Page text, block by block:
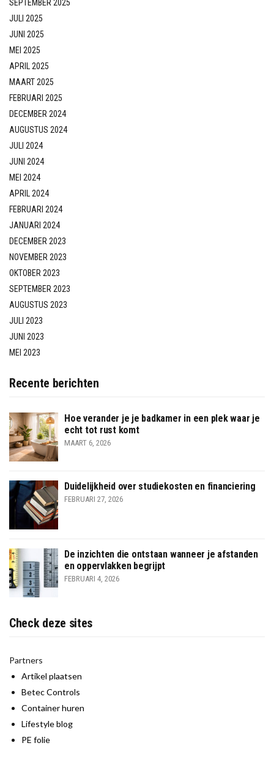
SEPTEMBER 2025
JULI 2025
JUNI 2025
MEI 2025
APRIL 2025
MAART 2025
FEBRUARI 2025
DECEMBER 2024
AUGUSTUS 2024
JULI 2024
JUNI 2024
MEI 2024
APRIL 2024
FEBRUARI 2024
JANUARI 2024
DECEMBER 2023
NOVEMBER 2023
OKTOBER 2023
SEPTEMBER 2023
AUGUSTUS 2023
JULI 2023
JUNI 2023
MEI 2023
Recente berichten
Hoe verander je je badkamer in een plek waar je
echt tot rust komt
MAART 6, 2026
Duidelijkheid over studiekosten en financiering
FEBRUARI 27, 2026
De inzichten die ontstaan wanneer je afstanden
en oppervlakken begrijpt
FEBRUARI 4, 2026
Check deze sites
Partners
Artikel plaatsen
Betec Controls
Container huren
Lifestyle blog
PE folie